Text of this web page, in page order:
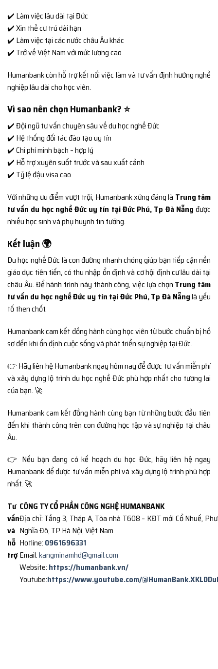
✔️ Làm việc lâu dài tại Đức
✔️ Xin thẻ cư trú dài hạn
✔️ Làm việc tại các nước châu Âu khác
✔️ Trở về Việt Nam với mức lương cao
Humanbank còn hỗ trợ kết nối việc làm và tư vấn định hướng nghề
nghiệp lâu dài cho học viên.
Vì sao nên chọn Humanbank? ⭐
✔️ Đội ngũ tư vấn chuyên sâu về du học nghề Đức
✔️ Hệ thống đối tác đào tạo uy tín
✔️ Chi phí minh bạch – hợp lý
✔️ Hỗ trợ xuyên suốt trước và sau xuất cảnh
✔️ Tỷ lệ đậu visa cao
Với những ưu điểm vượt trội, Humanbank xứng đáng là Trung tâm
tư vấn du học nghề Đức uy tín tại Đức Phú, Tp Đà Nẵng được
nhiều học sinh và phụ huynh tin tưởng.
Kết luận 🌍
Du học nghề Đức là con đường nhanh chóng giúp bạn tiếp cận nền
giáo dục tiên tiến, có thu nhập ổn định và cơ hội định cư lâu dài tại
châu Âu. Để hành trình này thành công, việc lựa chọn Trung tâm
tư vấn du học nghề Đức uy tín tại Đức Phú, Tp Đà Nẵnglà yếu
tố then chốt.
Humanbank cam kết đồng hành cùng học viên từ bước chuẩn bị hồ
sơ đến khi ổn định cuộc sống và phát triển sự nghiệp tại Đức.
👉 Hãy liên hệ Humanbank ngay hôm nay để được tư vấn miễn phí
và xây dựng lộ trình du học nghề Đức phù hợp nhất cho tương lai
của bạn. 🚀
Humanbank cam kết đồng hành cùng bạn từ những bước đầu tiên
đến khi thành công trên con đường học tập và sự nghiệp tại châu
Âu.
👉 Nếu bạn đang có kế hoạch du học Đức, hãy liên hệ ngay
Humanbank để được tư vấn miễn phí và xây dựng lộ trình phù hợp
nhất. 🚀
Tư
vấn
và
hỗ
trợ
CÔNG TY CỔ PHẦN CÔNG NGHỆ HUMANBANK
Địa chỉ: Tầng 3, Tháp A, Tòa nhà T608 – KĐT mới Cổ Nhuế,
Nghĩa Đô, TP Hà Nội, Việt Nam
Hotline: 0961696331
Email:kangminamhd@gmail.com
Website: https://humanbank.vn/
Youtube:https://www.youtube.com/